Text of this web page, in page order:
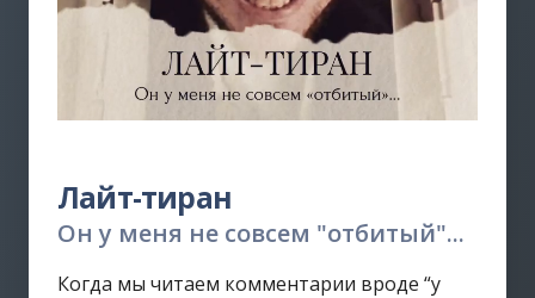
Лайт-тиран
Он у меня не совсем "отбитый"...
Когда мы читаем комментарии вроде “у